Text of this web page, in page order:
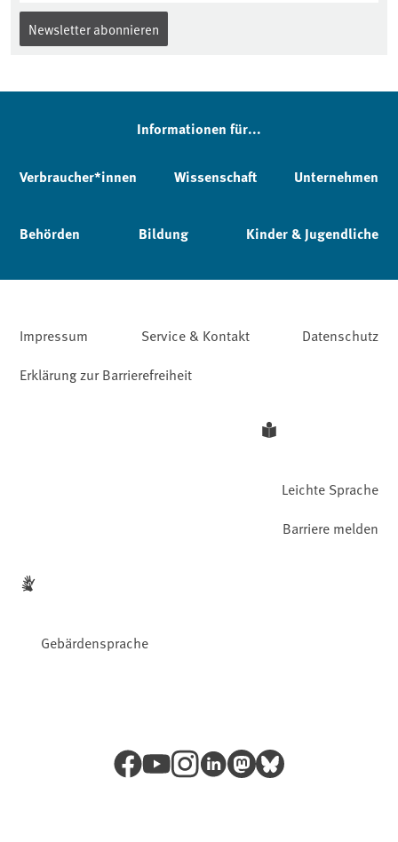
Newsletter abonnieren
Informationen für...
Verbraucher*innen Wissenschaft Unternehmen
Behörden Bildung Kinder & Jugendliche
Impressum Service & Kontakt
Datenschutz
Erklärung zur Barrierefreiheit
Leichte Sprache
Gebärdensprache
Barriere melden